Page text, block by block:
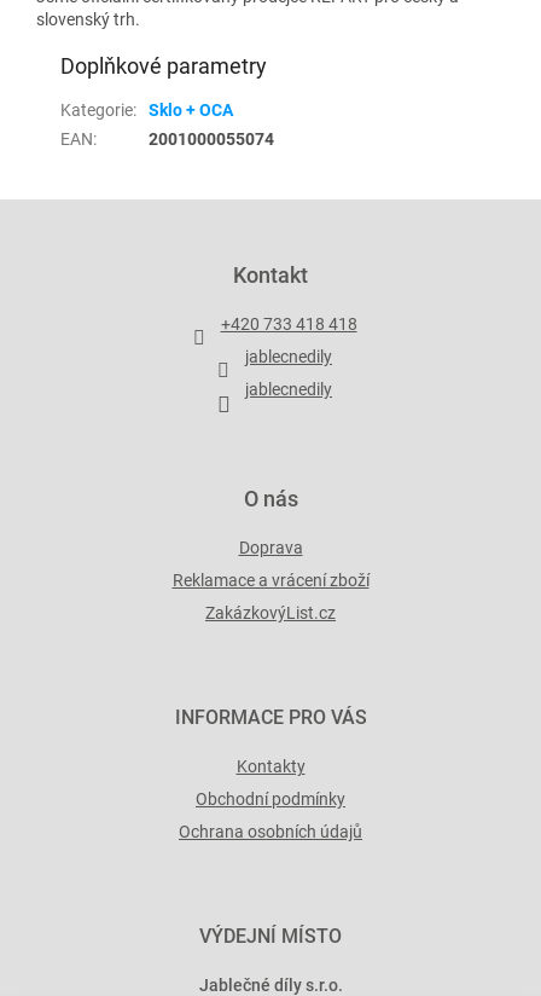
slovenský trh.
Doplňkové parametry
Kategorie:
Sklo + OCA
EAN: 2001000055074
Kontakt
+420 733 418 418
jablecnedily
jablecnedily
O nás
Doprava
Reklamace a vrácení zboží
ZakázkovýList.cz
INFORMACE PRO VÁS
Kontakty
Obchodní podmínky
Ochrana osobních údajů
VÝDEJNÍ MÍSTO
Jablečné díly s.r.o.